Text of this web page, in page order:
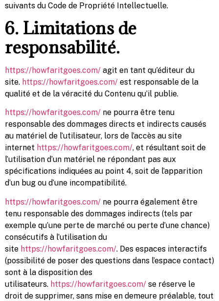
suivants du Code de Propriété Intellectuelle.
6. Limitations de
responsabilité.
https://howfaritgoes.com/ agit en tant qu’éditeur du
site. https://howfaritgoes.com/ est responsable de la
qualité et de la véracité du Contenu qu’il publie.
https://howfaritgoes.com/ ne pourra être tenu
responsable des dommages directs et indirects causés
au matériel de l’utilisateur, lors de l’accès au site
internet https://howfaritgoes.com/, et résultant soit de
l’utilisation d’un matériel ne répondant pas aux
spécifications indiquées au point 4, soit de l’apparition
d’un bug ou d’une incompatibilité.
https://howfaritgoes.com/ ne pourra également être
tenu responsable des dommages indirects (tels par
exemple qu’une perte de marché ou perte d’une chance)
consécutifs à l’utilisation du
site https://howfaritgoes.com/. Des espaces interactifs
(possibilité de poser des questions dans l’espace contact)
sont à la disposition des
utilisateurs. https://howfaritgoes.com/ se réserve le
droit de supprimer, sans mise en demeure préalable, tout